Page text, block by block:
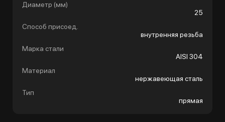
Диаметр (мм)
25
Способ присоед.
внутренняя резьба
Марка стали
AISI 304
Материал
нержавеющая сталь
Тип
прямая